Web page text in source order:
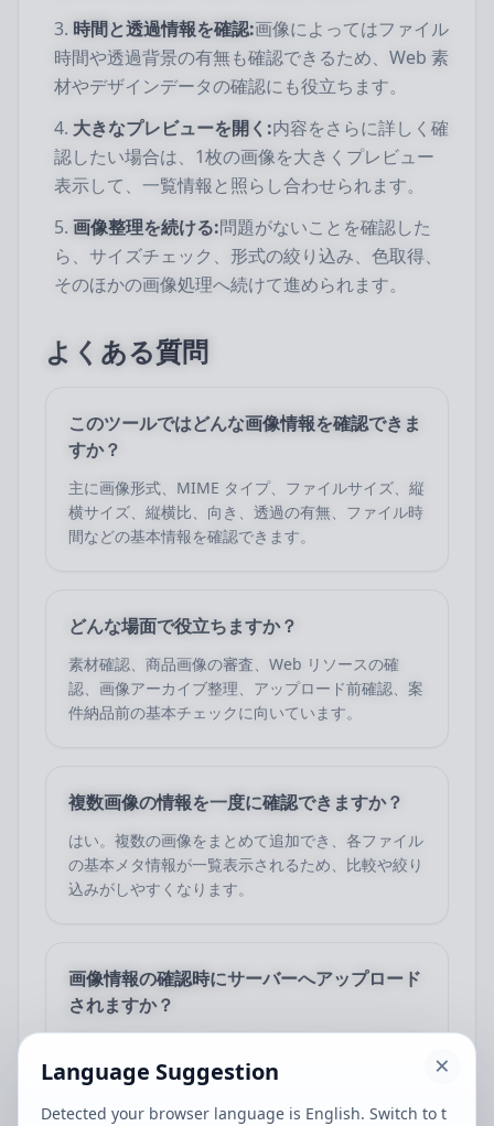
時間と透過情報を確認:画像によってはファイル
時間や透過背景の有無も確認できるため、Web 素
材やデザインデータの確認にも役立ちます。
大きなプレビューを開く:内容をさらに詳しく確
認したい場合は、1枚の画像を大きくプレビュー
表示して、一覧情報と照らし合わせられます。
画像整理を続ける:問題がないことを確認した
ら、サイズチェック、形式の絞り込み、色取得、
そのほかの画像処理へ続けて進められます。
よくある質問
このツールではどんな画像情報を確認できま
すか？
主に画像形式、MIME タイプ、ファイルサイズ、縦
横サイズ、縦横比、向き、透過の有無、ファイル時
間などの基本情報を確認できます。
どんな場面で役立ちますか？
素材確認、商品画像の審査、Web リソースの確
認、画像アーカイブ整理、アップロード前確認、案
件納品前の基本チェックに向いています。
複数画像の情報を一度に確認できますか？
はい。複数の画像をまとめて追加でき、各ファイル
の基本メタ情報が一覧表示されるため、比較や絞り
込みがしやすくなります。
画像情報の確認時にサーバーへアップロード
されますか？
析は主にブラウザ内で行われるため、画像内容のプ
ライバシーを守りながら確認できます。
Language Suggestion
Detected your browser language is English. Switch to t